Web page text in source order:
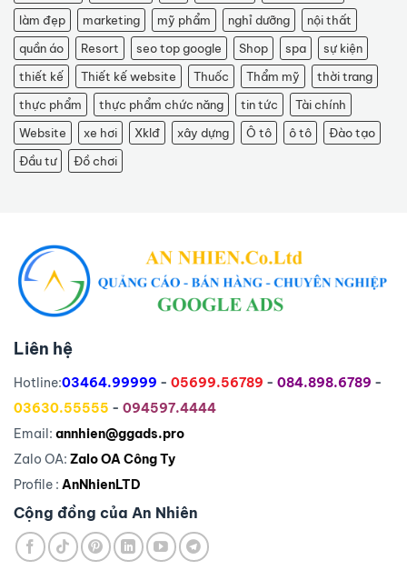
làm đẹp
marketing mỹ phẩm nghỉ dưỡng
nội thất
quần áo
Resort seo top google Shop spa
sự kiện
thiết kế
Thiết kế website Thuốc Thẩm mỹ
thời trang
thực phẩm
thực phẩm chức năng tin tức
Tài chính
Website
xe hơi Xklđ xây dựng Ô tô ô tô
Đào tạo
Đầu tư
Đồ chơi
Liên hệ
Hotline:03464.99999 - 05699.56789 - 084.898.6789 -
03630.55555 - 094597.4444
Email: annhien@ggads.pro
Zalo OA: Zalo OA Công Ty
Profile : AnNhienLTD
Cộng đồng của An Nhiên